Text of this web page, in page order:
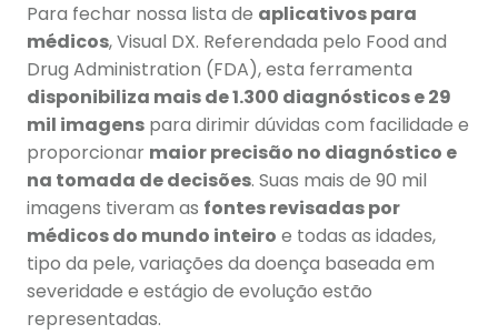
Para fechar nossa lista de aplicativos para
médicos, Visual DX. Referendada pelo Food and
Drug Administration (FDA), esta ferramenta
disponibiliza mais de 1.300 diagnósticos e 29
mil imagens para dirimir dúvidas com facilidade e
proporcionar maior precisão no diagnóstico e
na tomada de decisões. Suas mais de 90 mil
imagens tiveram as fontes revisadas por
médicos do mundo inteiro e todas as idades,
tipo da pele, variações da doença baseada em
severidade e estágio de evolução estão
representadas.